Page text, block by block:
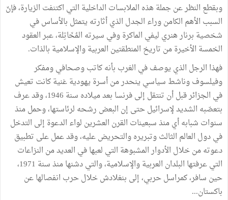
وبقطع النظر عن جملة هذه الملابسات الداخلية التي اكتنفت الزيارة، فإنّ
السبب الأهم الكامن وراء الجدل الذي أثارته يتمثل بالأساس في
شخصية برنار هنري ليفي الماكرة وفي سيرته المُخَاتِلة، عبر العقود
الخمسة الأخيرة من تاريخ المنطقتين العربية والإسلامية بالذات.
فهذا الرجل الذي يوصف في الغرب بأنه كاتب وصحافي ومفكر
وفيلسوف وناشط سياسي ينحدر من أسرة يهودية غنية كانت تعيش
في الجزائر قبل أن تنتقل إلى فرنسا بعد ميلاده سنة 1946، وقد عرف
بتعصّبه الشديد لإسرائيل حتى إن البعض رشحه لرئاستها، وحمل منذ
سنوات شبابه أي منذ سبعينات القرن العشرين لواء الدعوة إلى التدخل
في دول العالم الثالث وتبريره والتحريض عليه، وقد عمل على تطبيق
دعوته من خلال الأدوار المشبوهة التي لعبها في العديد من النزاعات
التي عرفتها البلدان العربية والإسلامية، والتي دشنها منذ سنة 1971،
حين سافر، كمراسل حربي، إلى بنغلادش خلال حرب انفصالها عن
باكستان...